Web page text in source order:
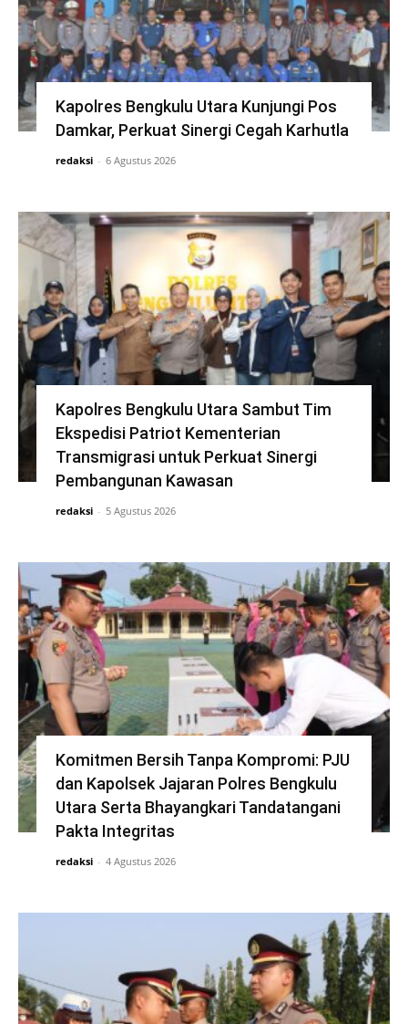
Kapolres Bengkulu Utara Kunjungi Pos
Damkar, Perkuat Sinergi Cegah Karhutla
redaksi - 6 Agustus 2026
Kapolres Bengkulu Utara Sambut Tim
Ekspedisi Patriot Kementerian
Transmigrasi untuk Perkuat Sinergi
Pembangunan Kawasan
redaksi - 5 Agustus 2026
Komitmen Bersih Tanpa Kompromi: PJU
dan Kapolsek Jajaran Polres Bengkulu
Utara Serta Bhayangkari Tandatangani
Pakta Integritas
redaksi - 4 Agustus 2026